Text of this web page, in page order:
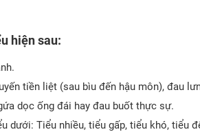
hiện sau:
tiền liệt (sau bìu đến hậu môn), đau
dọc ống đái hay đau buốt thực sự.
dưới: Tiểu nhiều, tiểu gấp, tiểu khó, tiểu